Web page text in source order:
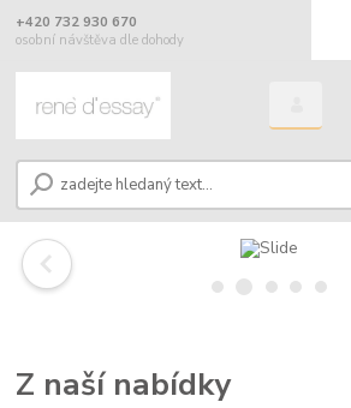
+420 732 930 670
osobní návštěva dle dohody
Z naší nabídky